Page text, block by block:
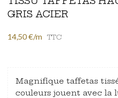
GRIS ACIER
14,50 €/m TTC
Magnifique taffetas
couleurs jouent avec la